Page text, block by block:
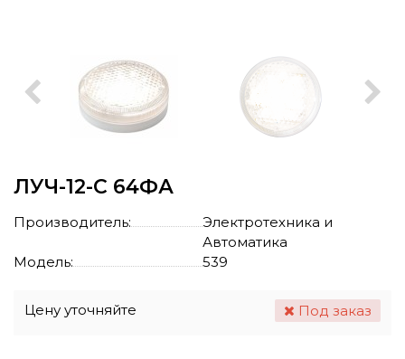
ЛУЧ-12-С 64ФА
Производитель:
Электротехника и
Автоматика
Модель:
539
Цену уточняйте Под заказ